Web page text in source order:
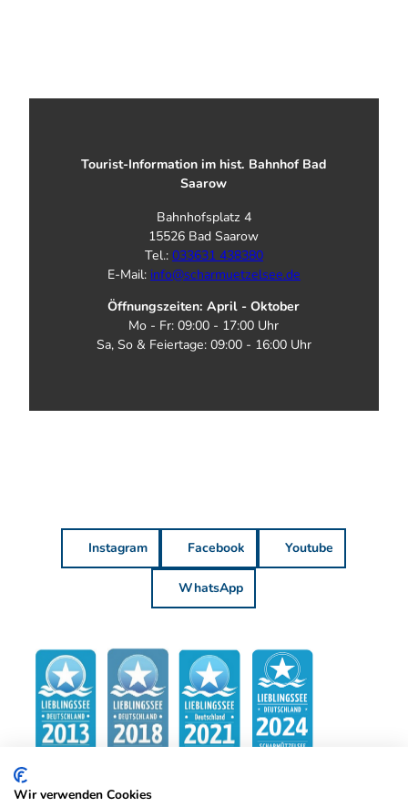
Tourist-Information im hist. Bahnhof Bad
Saarow
Bahnhofsplatz 4
15526 Bad Saarow
Tel.: 033631 438380
E-Mail: info@scharmuetzelsee.de
Öffnungszeiten: April - Oktober
Mo - Fr: 09:00 - 17:00 Uhr
Sa, So & Feiertage: 09:00 - 16:00 Uhr
Instagram Facebook Youtube
WhatsApp
Wir verwenden Cookies